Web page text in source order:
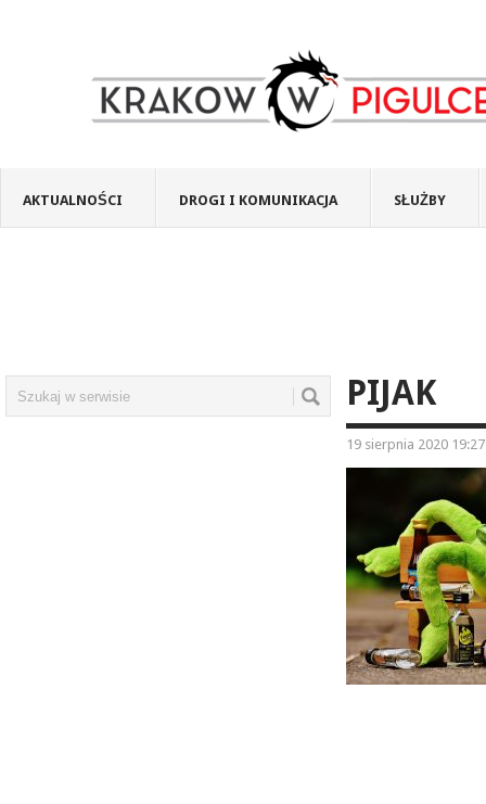
AKTUALNOŚCI DROGI I KOMUNIKACJA SŁUŻBY
PIJAK
19 sierpnia 2020 19:27